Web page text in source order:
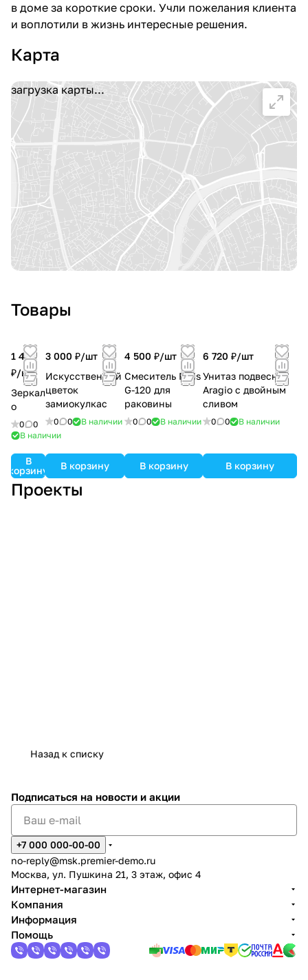
в доме за короткие сроки. Учли пожелания клиента
и воплотили в жизнь интересные решения.
Карта
загрузка карты...
Товары
1 400
₽/шт
Зеркал
о
0
0
В наличии
В
корзину
3 000 ₽/шт
Искусственный
цветок
замиокулкас
0 0 В наличии
В корзину
4 500 ₽/шт
Смеситель Faris
G-120 для
раковины
0 0 В наличии
В корзину
6 720 ₽/шт
Унитаз подвесной
Aragio с двойным
сливом
0 0 В наличии
В корзину
Проекты
а
к
а
и
у
с
т
а
н
о
т
о
й
с
т
в
о
с
а
н
Назад к списку
Подписаться на новости и акции
+7 000 000-00-00
no-reply@msk.premier-demo.ru
Москва, ул. Пушкина 21, 3 этаж, офис 4
Интернет-магазин
Компания
Информация
Помощь